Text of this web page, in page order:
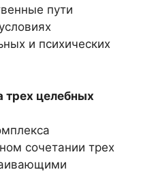
пути
и психических
трех целебных
сочетании трех